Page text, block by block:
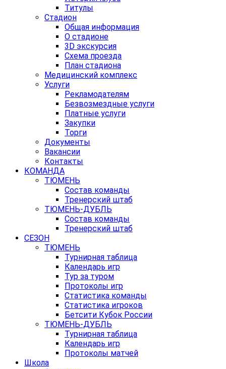
Титулы
Стадион
Общая информация
О стадионе
3D экскурсия
Схема проезда
План стадиона
Медицинский комплекс
Услуги
Рекламодателям
Безвозмездные услуги
Платные услуги
Закупки
Торги
Документы
Вакансии
Контакты
КОМАНДА
ТЮМЕНЬ
Состав команды
Тренерский штаб
ТЮМЕНЬ-ДУБЛЬ
Состав команды
Тренерский штаб
СЕЗОН
ТЮМЕНЬ
Турнирная таблица
Календарь игр
Тур за туром
Протоколы игр
Статистика команды
Статистика игроков
Бетсити Кубок России
ТЮМЕНЬ-ДУБЛЬ
Турнирная таблица
Календарь игр
Протоколы матчей
Школа